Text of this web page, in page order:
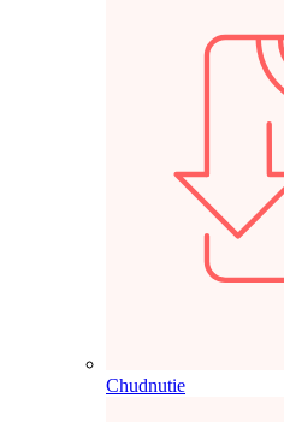
Chudnutie